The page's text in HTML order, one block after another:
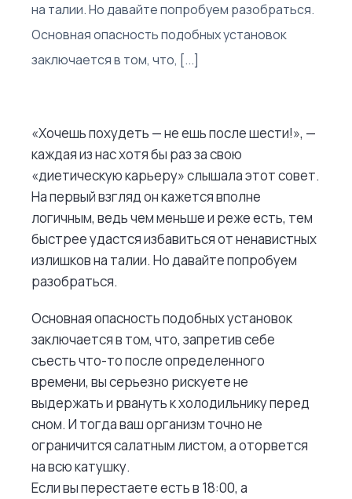
на талии. Но давайте попробуем разобраться.
Основная опасность подобных установок
заключается в том, что, [...]
«Хочешь похудеть — не ешь после шести!», —
каждая из нас хотя бы раз за свою
«диетическую карьеру» слышала этот совет.
На первый взгляд он кажется вполне
логичным, ведь чем меньше и реже есть, тем
быстрее удастся избавиться от ненавистных
излишков на талии. Но давайте попробуем
разобраться.
Основная опасность подобных установок
заключается в том, что, запретив себе
съесть что-то после определенного
времени, вы серьезно рискуете не
выдержать и рвануть к холодильнику перед
сном. И тогда ваш организм точно не
ограничится салатным листом, а оторвется
на всю катушку.
Если вы перестаете есть в 18:00, а